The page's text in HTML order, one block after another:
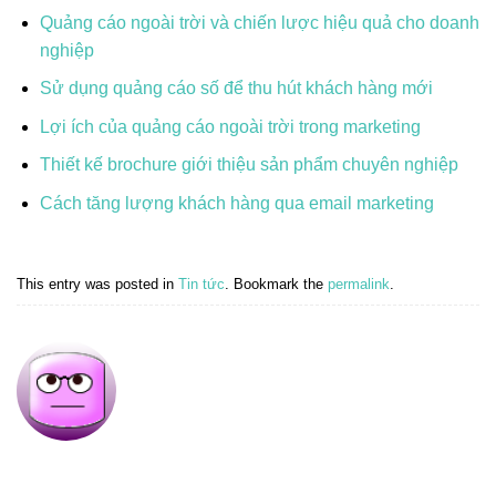
Quảng cáo ngoài trời và chiến lược hiệu quả cho doanh
nghiệp
Sử dụng quảng cáo số để thu hút khách hàng mới
Lợi ích của quảng cáo ngoài trời trong marketing
Thiết kế brochure giới thiệu sản phẩm chuyên nghiệp
Cách tăng lượng khách hàng qua email marketing
This entry was posted in Tin tức. Bookmark the permalink.